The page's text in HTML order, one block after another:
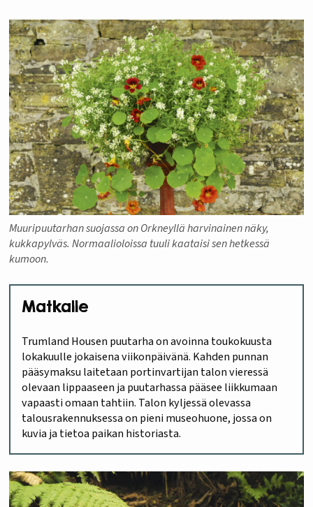
Muuripuutarhan suojassa on Orkneyllä harvinainen näky,
kukkapylväs. Normaalioloissa tuuli kaataisi sen hetkessä
kumoon.
Matkalle
Trumland Housen puutarha on avoinna toukokuusta
lokakuulle jokaisena viikonpäivänä. Kahden punnan
pääsymaksu laitetaan portinvartijan talon vieressä
olevaan lippaaseen ja puutarhassa pääsee liikkumaan
vapaasti omaan tahtiin. Talon kyljessä olevassa
talousrakennuksessa on pieni museohuone, jossa on
kuvia ja tietoa paikan historiasta.